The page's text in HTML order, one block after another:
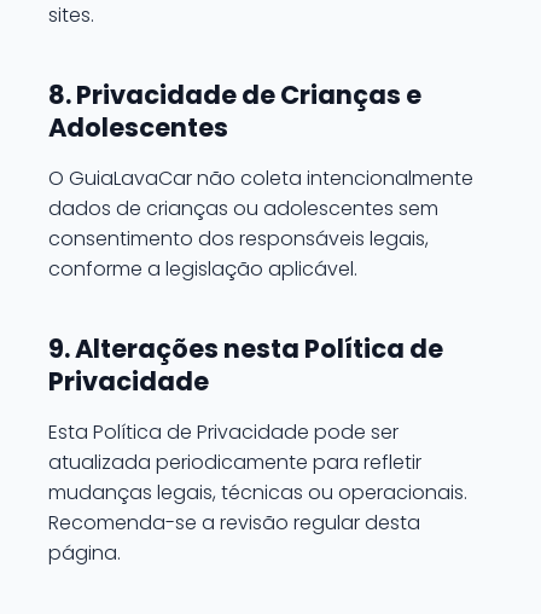
sites.
8. Privacidade de Crianças e
Adolescentes
O GuiaLavaCar não coleta intencionalmente
dados de crianças ou adolescentes sem
consentimento dos responsáveis legais,
conforme a legislação aplicável.
9. Alterações nesta Política de
Privacidade
Esta Política de Privacidade pode ser
atualizada periodicamente para refletir
mudanças legais, técnicas ou operacionais.
Recomenda-se a revisão regular desta
página.